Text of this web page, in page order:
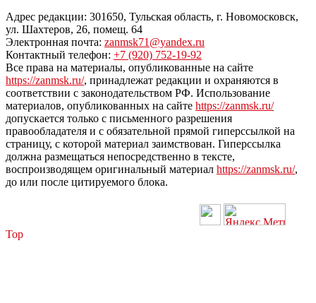
Адрес редакции: 301650, Тульская область, г. Новомосковск,
ул. Шахтеров, 26, помещ. 64
Электронная почта: zanmsk71@yandex.ru
Контактный телефон: +7 (920) 752-19-92
Все права на материалы, опубликованные на сайте
https://zanmsk.ru/, принадлежат редакции и охраняются в
соответствии с законодательством РФ. Использование
материалов, опубликованных на сайте https://zanmsk.ru/
допускается только с письменного разрешения
правообладателя и с обязательной прямой гиперссылкой на
страницу, с которой материал заимствован. Гиперссылка
должна размещаться непосредственно в тексте,
воспроизводящем оригинальный материал https://zanmsk.ru/,
до или после цитируемого блока.
Top